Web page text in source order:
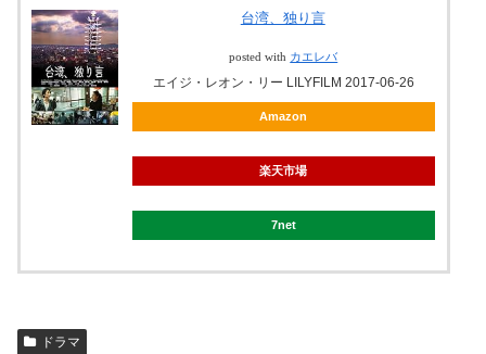
台湾、独り言
posted with カエレバ
エイジ・レオン・リー LILYFILM 2017-06-26
Amazon
楽天市場
7net
ドラマ